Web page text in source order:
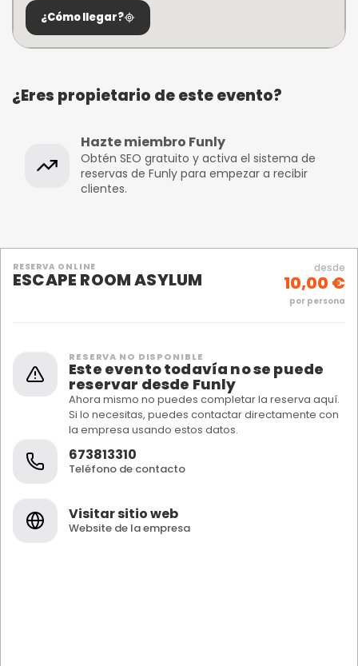
¿Cómo llegar?
¿Eres propietario de este evento?
Hazte miembro Funly
Obtén SEO gratuito y activa el sistema de
reservas de Funly para empezar a recibir
clientes.
RESERVA ONLINE
ESCAPE ROOM ASYLUM
desde
10,00 €
por persona
RESERVA NO DISPONIBLE
Este evento todavía no se puede
reservar desde Funly
Ahora mismo no puedes completar la reserva aquí.
Si lo necesitas, puedes contactar directamente con
la empresa usando estos datos.
673813310
Teléfono de contacto
Visitar sitio web
Website de la empresa